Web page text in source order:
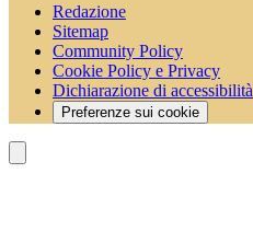
Redazione
Sitemap
Community Policy
Cookie Policy e Privacy
Dichiarazione di accessibilità
Preferenze sui cookie